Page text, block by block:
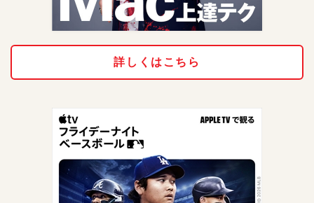
詳しくはこちら